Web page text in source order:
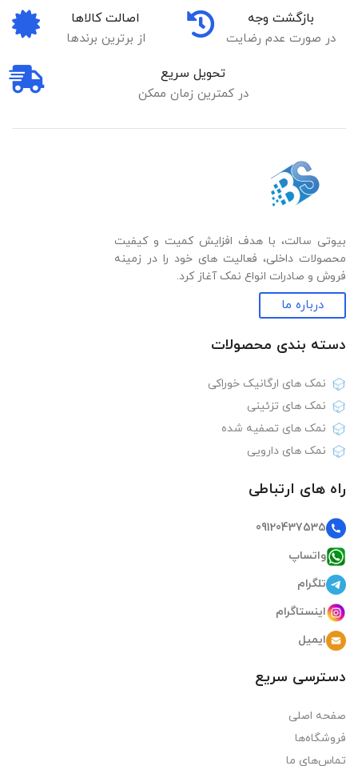
بازگشت وجه
در صورت عدم رضایت
اصالت کالاها
از برترین برندها
تحویل سریع
در کمترین زمان ممکن
بیوتی سالت، با هدف افزایش کمیت و کیفیت
محصولات داخلی، فعالیت های خود را در زمینه
فروش و صادرات انواع نمک آغاز کرد.
درباره ما
دسته بندی‌ محصولات
نمک های ارگانیک خوراکی
نمک های تزئینی
نمک های تصفیه شده
نمک های دارویی
راه های ارتباطی
09120437535
واتساپ
تلگرام
اینستاگرام
ایمیل
دسترسی سریع
صفحه اصلی
فروشگاه‌ها
تماس‌های ما